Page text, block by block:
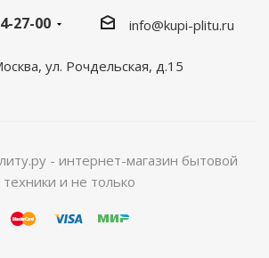
27-00
info@kupi-plitu.ru
ул. Рочдельская, д.15
- интернет-магазин бытовой
техники и не только